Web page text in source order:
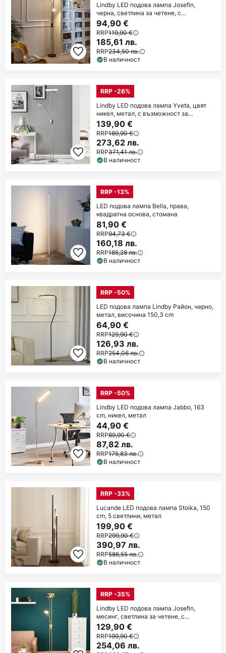
Lindby LED подова лампа Josefin,
черна, светлина за четене, с
възможност за
94,90 €
RRP119,90 €
185,61 лв.
RRP234,50 лв.
В наличност
RRP -26%
Lindby LED подова лампа Yveta, цвят
никел, метал, с възможност за
димиране
139,90 €
RRP189,90 €
273,62 лв.
RRP371,41 лв.
В наличност
RRP -13%
LED подова лампа Bella, права,
квадратна основа, стомана
81,90 €
RRP94,73 €
160,18 лв.
RRP185,28 лв.
В наличност
RRP -50%
LED подова лампа Lindby Район, черно,
метал, височина 150,3 cm
64,90 €
RRP129,90 €
126,93 лв.
RRP254,06 лв.
В наличност
RRP -50%
Lindby LED подова лампа Jabbo, 163
cm, никел, метал
44,90 €
RRP89,90 €
87,82 лв.
RRP175,83 лв.
В наличност
RRP -33%
Lucande LED подова лампа Stoika, 150
cm, 5 светлини, метал
199,90 €
RRP299,90 €
390,97 лв.
RRP586,55 лв.
В наличност
RRP -35%
Lindby LED подова лампа Josefin,
месинг, светлина за четене, с
възможност за
129,90 €
RRP199,90 €
254,06 лв.